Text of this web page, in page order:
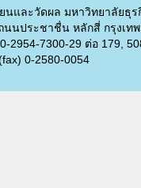
ยนและวัดผล มหาวิทยาลัยธุ
นนประชาชื่น หลักสี่ กรุงเท
2954-7300-29 ต่อ 179,
0-2580-0054